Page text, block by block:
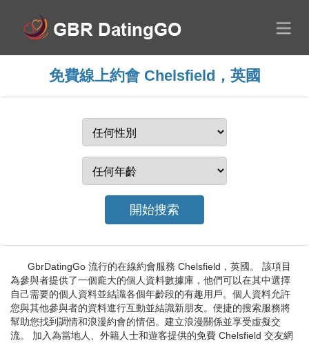
免費線上約會 Chelsfield，英國
GbrDatingGo 流行的在線約會服務 Chelsfield，英國。 該項目
為參與者提供了一個龐大的個人資料數據庫，他們可以在其中選擇
自己需要的個人資料並結識各個年齡段的有趣用戶。個人資料允許
您與其他參與者的資料進行互動並結識新朋友。便捷的搜索服務將
幫助您找到調情和浪漫約會的情侶。建立浪漫關係並享受虛擬交
流。 加入為當地人、外籍人士和遊客提供的免費 Chelsfield 交友網